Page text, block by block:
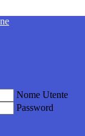
Nome Utente
Password